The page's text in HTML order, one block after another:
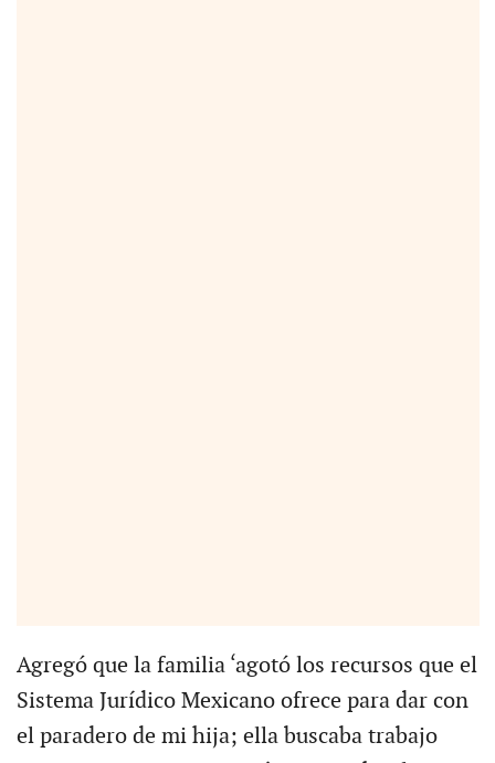
Agregó que la familia ‘agotó los recursos que el
Sistema Jurídico Mexicano ofrece para dar con
el paradero de mi hija; ella buscaba trabajo